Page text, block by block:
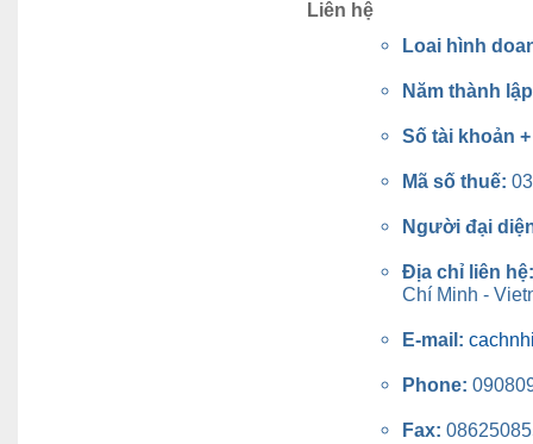
Liên hệ
Loai hình
Năm thành
Số tài khoản
Mã số thuế:
Người đại
Địa chỉ liên
Chí Minh -
E-mail:
Phone:
Fax: